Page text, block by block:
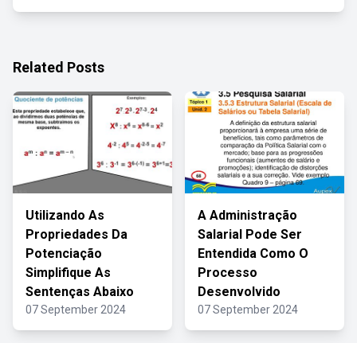
Related Posts
Utilizando As
Propriedades Da
Potenciação
Simplifique As
Sentenças Abaixo
07 September 2024
A Administração
Salarial Pode Ser
Entendida Como O
Processo
Desenvolvido
07 September 2024